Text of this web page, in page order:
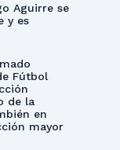
Aguirre se
y es
Fútbol
de la
en
mayor